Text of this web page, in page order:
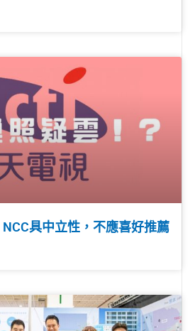
具中立性，不應喜好推薦